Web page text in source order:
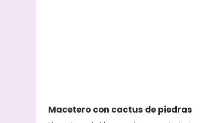
Macetero con cactus de piedras